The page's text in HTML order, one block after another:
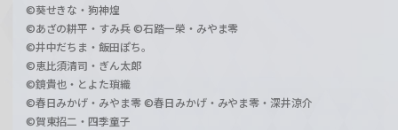
©葵せきな・狗神煌
©あざの耕平・すみ兵 ©石踏一榮・みやま零
©井中だちま・飯田ぽち。
©恵比須清司・ぎん太郎
©鏡貴也・とよた瑣織
©春日みかげ・みやま零 ©春日みかげ・みやま零・深井涼介
©賀東招二・四季童子